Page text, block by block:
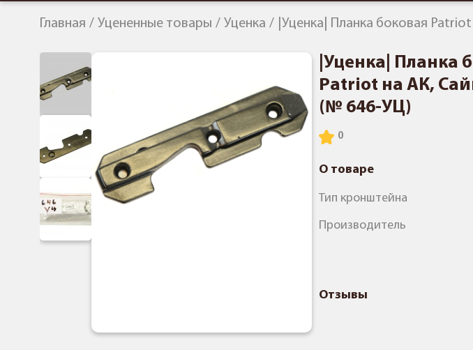
Главная Уцененные товары Уценка |Уценка| Планка боковая
|Уценка| Планка
Patriot на АК,
(№ 646-УЦ)
О товаре
Тип кронштейна
Производитель
Отзывы